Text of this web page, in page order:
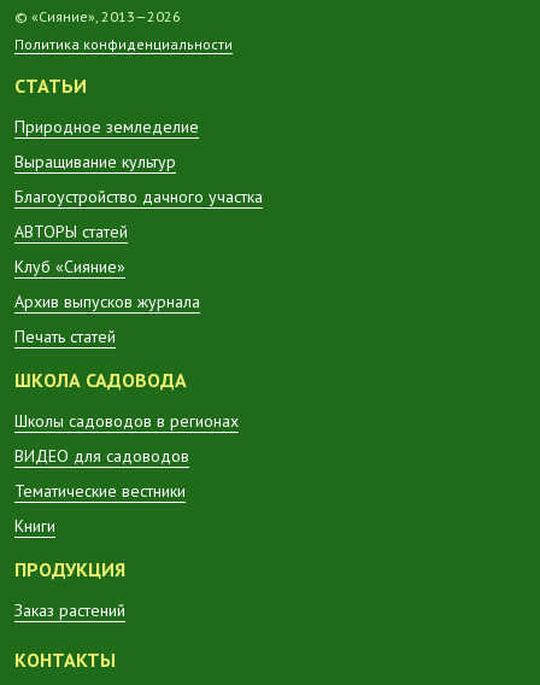
© «Сияние», 2013—2026
Политика конфиденциальности
СТАТЬИ
Природное земледелие
Выращивание культур
Благоустройство дачного участка
АВТОРЫ статей
Клуб «Сияние»
Архив выпусков журнала
Печать статей
ШКОЛА САДОВОДА
Школы садоводов в регионах
ВИДЕО для садоводов
Тематические вестники
Книги
ПРОДУКЦИЯ
Заказ растений
КОНТАКТЫ